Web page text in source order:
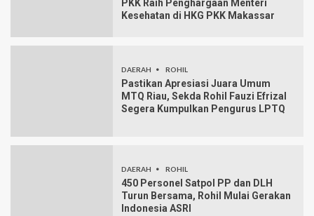
PKK Raih Penghargaan Menteri
Kesehatan di HKG PKK Makassar
DAERAH ROHIL
Pastikan Apresiasi Juara Umum
MTQ Riau, Sekda Rohil Fauzi Efrizal
Segera Kumpulkan Pengurus LPTQ
DAERAH ROHIL
450 Personel Satpol PP dan DLH
Turun Bersama, Rohil Mulai Gerakan
Indonesia ASRI